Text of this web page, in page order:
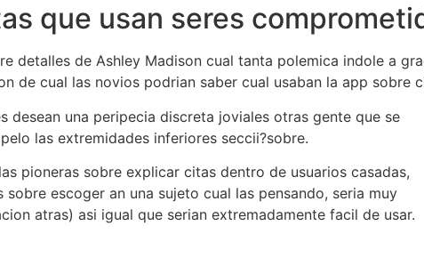
que usan seres
detalles de Ashley Madison cual tanta polemica indole a
de cual las novios podrian saber cual usaban la app sobre
una peripecia discreta joviales otras gente que se
las extremidades inferiores seccii?sobre.
pioneras sobre explicar citas dentro de usuarios casadas,
escoger an una sujeto cual las pensando, seri­a muy
atras) asi­ igual que seri­an extremadamente facil de usar.